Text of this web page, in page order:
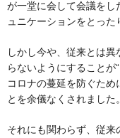
が一堂に会して会議をし
ュニケーションをとった
しかし今や、従来とは
らないようにすることが
コロナの蔓延を防ぐため
とを余儀なくされました。
それにも関わらず、従来